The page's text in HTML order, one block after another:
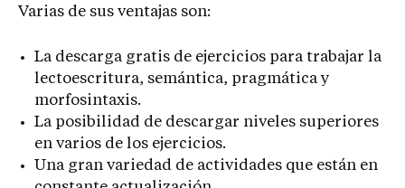
Varias de sus ventajas son:
La descarga gratis de ejercicios para trabajar la
lectoescritura, semántica, pragmática y
morfosintaxis.
La posibilidad de descargar niveles superiores
en varios de los ejercicios.
Una gran variedad de actividades que están en